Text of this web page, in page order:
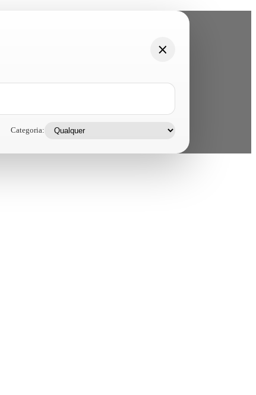
Categoria: